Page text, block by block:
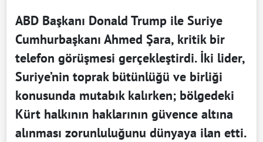
ABD Başkanı Donald Trump ile Suriye
Cumhurbaşkanı Ahmed Şara, kritik bir
telefon görüşmesi gerçekleştirdi. İki lider,
Suriye’nin toprak bütünlüğü ve birliği
konusunda mutabık kalırken; bölgedeki
Kürt halkının haklarının güvence altına
alınması zorunluluğunu dünyaya ilan etti.